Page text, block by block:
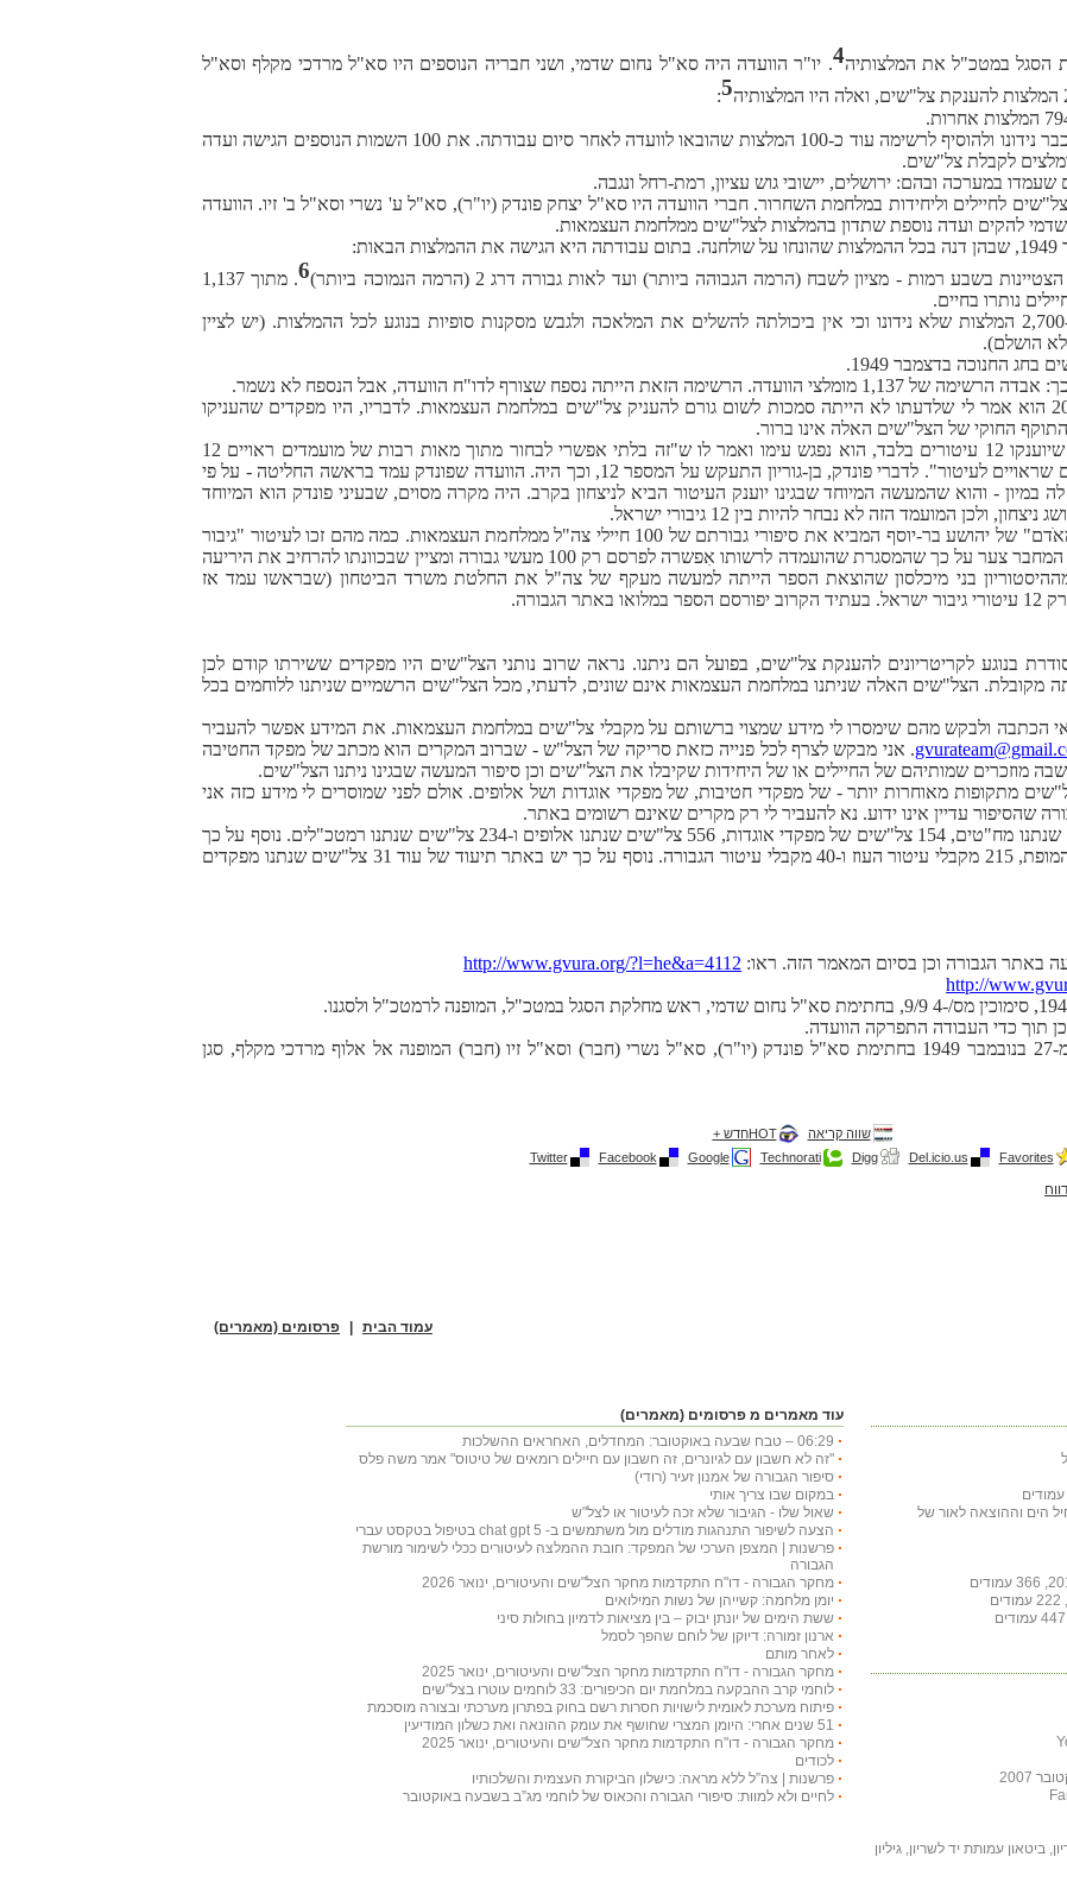
4
. יו"ר הוועדה היה סא"ל נחום שדמי, ושני חבריה הנוספים היו סא"ל מרדכי מקלף וסא"ל
5
:
לערוך בדיקה נוספת של כל ההמלצות שכבר נידונו ולהוסיף לרשימה עוד כ-100 המלצות שהובאו לוועדה לאחר סיום עבודתה. את 100 השמות הנוספים הגישה ועדה
לקבלת צל"שים.
שעמדו במערכה ובהם: ירושלים, יישובי גוש עציון, רמת-רחל ונגבה.
נשרי וסא"ל ב' זיו. הוועדה
להקים ועדה נוספת שתדון בהמלצות לצל"שים ממלחמת העצמאות.
6. מתוך 1,137
הוועדה ציינה שנשארו בתיקיה עוד כ-2,700 המלצות שלא נידונו וכי אין ביכולתה להשלים את המלאכה ולגבש מסקנות סופיות בנוגע לכל ההמלצות. (יש לציין
החנוכה בדצמבר 1949.
נספח שצורף לדו"ח הוועדה, אבל הנספח לא נשמר.
בשיחה שקיימתי עם יצחק פונדק בנובמבר 2008 הוא אמר לי שלדעתו לא הייתה סמכות לשום גורם להעניק צל"שים במלחמת העצמאות. לדבריו, היו מפקדים שהעניקו
החוקי של הצל"שים האלה אינו ברור.
עוד אמר לי פונדק כי לאחר שבן-גוריון החליט שיוענקו 12 עיטורים בלבד, הוא נפגש עימו ואמר לו ש"זה בלתי אפשרי לבחור מתוך מאות רבות של מועמדים ראויים 12
בלבד, היות שבחירה כזאת תפגע במאות אחרים שראויים לעיטור". לדברי פונדק, בן-גוריון התעקש על המספר 12, וכך היה. הוועדה שפונדק עמד בראשה החליטה - על פי
לה במיון - והוא שהמעשה המיוחד שבגינו יוענק העיטור הביא לניצחון בקרב. היה מקרה מסוים, שבעיני פונדק הוא המיוחד
המועמד הזה לא נבחר להיות בין 12 גיבורי ישראל.
של יהושע בר-יוסף המביא את סיפורי גבורתם של 100 חיילי צה"ל ממלחמת העצמאות. כמה מהם זכו לעיטור "גיבור
ישראל" שהומר ל"עיטור הגבורה". בספר מביע המחבר צער על כך שהמסגרת שהועמדה לרשותו אִפשרה לפרסם רק 100 מעשי גבורה ומציין שבכוונתו להרחיב את היריעה
בני מיכלסון שהוצאת הספר הייתה למעשה מעקף של צה"ל את החלטת משרד הביטחון (שבראשו עמד אז
בנוגע לקריטריונים להענקת צל"שים, בפועל הם ניתנו. נראה שרוב נותני הצל"שים היו מפקדים ששירתו קודם לכן
מקובלת. הצל"שים האלה שניתנו במלחמת העצמאות אינם שונים, לדעתי, מכל הצל"שים הרשמיים שניתנו ללוחמים בכל
הכתבה ולבקש מהם שימסרו לי מידע שמצוי ברשותם על מקבלי צל"שים במלחמת העצמאות. את המידע אפשר להעביר
. אני מבקש לצרף לכל פנייה כזאת סריקה של הצל"ש - שברוב המקרים הוא מכתב של מפקד החטיבה
מוזכרים שמותיהם של החיילים או של היחידות שקיבלו את הצל"שים וכן סיפור המעשה שבגינו ניתנו הצל"שים.
מתקופות מאוחרות יותר - של מפקדי חטיבות, של מפקדי אוגדות ושל אלופים. אולם לפני שמוסרים לי מידע כזה אני
שהסיפור עדיין אינו ידוע. נא להעביר לי רק מקרים שאינם רשומים באתר.
נכון להיום רשומים באתר הגבורה 135 צל"שים שנתנו מח"טים, 154 צל"שים של מפקדי אוגדות, 556 צל"שים שנתנו אלופים ו-234 צל"שים שנתנו רמטכ"לים. נוסף על כך
יש באתר הגבורה מידע על 602 מקבלי עיטור המופת, 215 מקבלי עיטור העוז ו-40 מקבלי עיטור הגבורה. נוסף על כך יש באתר תיעוד של עוד 31 צל"שים שנתנו מפקדים
באתר הגבורה וכן בסיום המאמר הזה. ראו: http://www.gvura.org/?l=he&a=4112
http://
תוך כדי העבודה התפרקה הוועדה.
מסמך של הוועדה לאותות הצטיינות מ-27 בנובמבר 1949 בחתימת סא"ל פונדק (יו"ר), סא"ל נשרי (חבר) וסא"ל זיו (חבר) המופנה אל אלוף מרדכי מקלף, סגן
שווה קריאה
HOTחדש +
Favorites
Del.icio.us
Digg
Technorati
Google
Facebook
Twitter
עמוד הבית פרסומים (מאמרים)
הים וההוצאה לאור של
2007
ביטאון עמותת יד לשריון, גיליון
עוד מאמרים מ פרסומים (מאמרים)
06:29 – טבח שבעה באוקטובר: המחדלים, האחראים ההשלכות
"זה לא חשבון עם לגיונרים, זה חשבון עם חיילים רומאים של טיטוס" אמר משה פלס
סיפור הגבורה של אמנון זעיר (רודי)
במקום שבו צריך אותי
שאול שלו - הגיבור שלא זכה לעיטור או לצל"ש
הצעה לשיפור התנהגות מודלים מול משתמשים ב- chat gpt 5 בטיפול בטקסט עברי
פרשנות | המצפן הערכי של המפקד: חובת ההמלצה לעיטורים ככלי לשימור מורשת
הגבורה
מחקר הגבורה - דו"ח התקדמות מחקר הצל"שים והעיטורים, ינואר 2026
יומן מלחמה: קשייהן של נשות המילואים
ששת הימים של יונתן יבוק – בין מציאות לדמיון בחולות סיני
ארנון זמורה: דיוקן של לוחם שהפך לסמל
לאחר מותם
מחקר הגבורה - דו"ח התקדמות מחקר הצל"שים והעיטורים, ינואר 2025
לוחמי קרב ההבקעה במלחמת יום הכיפורים: 33 לוחמים עוטרו בצל"שים
פיתוח מערכת לאומית לישויות חסרות רשם בחוק בפתרון מערכתי ובצורה מוסכמת
51 שנים אחרי: היומן המצרי שחושף את עומק ההונאה ואת כשלון המודיעין
מחקר הגבורה - דו"ח התקדמות מחקר הצל"שים והעיטורים, ינואר 2025
לכודים
פרשנות | צה”ל ללא מראה: כישלון הביקורת העצמית והשלכותיו
לחיים ולא למוות: סיפורי הגבורה והכאוס של לוחמי מג”ב בשבעה באוקטובר